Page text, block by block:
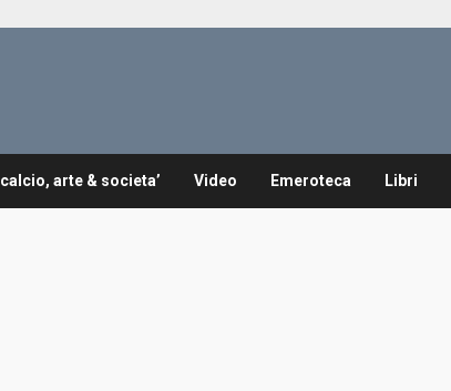
calcio, arte & societa’ Video Emeroteca Libri